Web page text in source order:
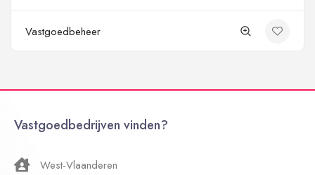
Vastgoedbeheer
Vastgoedbedrijven vinden?
West-Vlaanderen